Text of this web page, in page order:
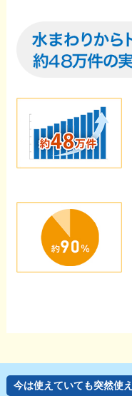
今は使えていても突然使